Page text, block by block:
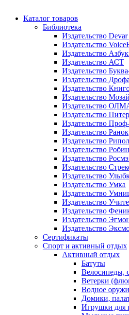
Каталог товаров
Библиотека
Издательство Devar
Издательство
Издательство
Издательство АСТ
Издательство
Издательство Дрофа
Издательство
Издательство
Издательство
Издательство Питер
Издательство
Издательство Ранок
Издательство
Издательство
Издательство
Издательство
Издательство
Издательство Умка
Издательство
Издательство
Издательство
Издательство
Издательство
Сертификаты
Спорт и активный отдых
Активный отдых
Батуты
Велосипеды,
Ветерки
Водное
Домики,
Игрушки для